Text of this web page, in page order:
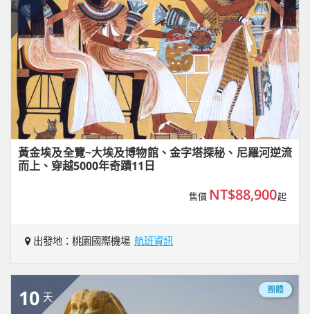
黃金埃及全覽~大埃及博物館、金字塔探秘、尼羅河逆流
而上、穿越5000年奇蹟11日
售價 NT$88,900起
出發地：桃園國際機場 航班資訊
10 天
團體